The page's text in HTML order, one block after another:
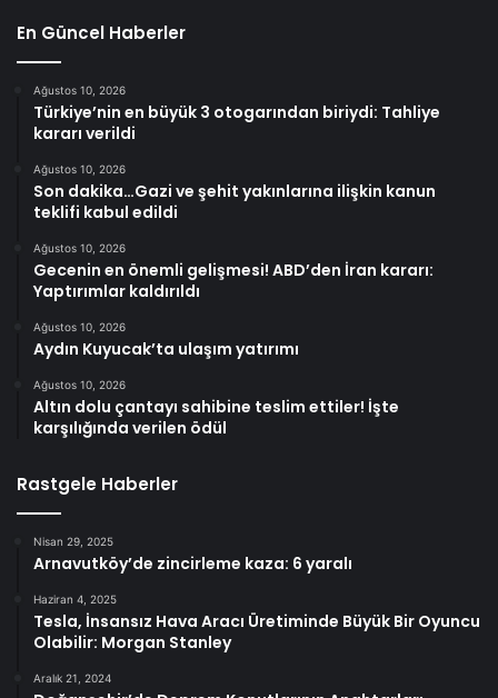
En Güncel Haberler
Ağustos 10, 2026
Türkiye’nin en büyük 3 otogarından biriydi: Tahliye
kararı verildi
Ağustos 10, 2026
Son dakika…Gazi ve şehit yakınlarına ilişkin kanun
teklifi kabul edildi
Ağustos 10, 2026
Gecenin en önemli gelişmesi! ABD’den İran kararı:
Yaptırımlar kaldırıldı
Ağustos 10, 2026
Aydın Kuyucak’ta ulaşım yatırımı
Ağustos 10, 2026
Altın dolu çantayı sahibine teslim ettiler! İşte
karşılığında verilen ödül
Rastgele Haberler
Nisan 29, 2025
Arnavutköy’de zincirleme kaza: 6 yaralı
Haziran 4, 2025
Tesla, İnsansız Hava Aracı Üretiminde Büyük Bir Oyuncu
Olabilir: Morgan Stanley
Aralık 21, 2024